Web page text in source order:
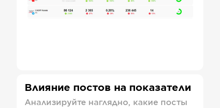
Влияние постов на показатели
Анализируйте наглядно, какие посты